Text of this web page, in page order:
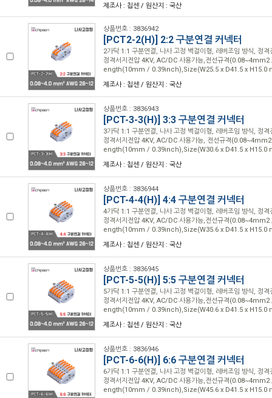
제조사 : 칩센 / 원산지 : 국산
상품번호 : 3836942
[PCT2-2(H)] 2:2 구분연결 커넥터
2가닥 1:1 구분연결, 나사 고정 벽걸이형, 레버조임 방식, 정
정격서지전압 4KV, AC/DC 사용가능,전선규격
ength(10mm / 0.39inch),Size(W25.5 x D41.5 x H15.0
제조사 : 칩센 / 원산지 : 국산
상품번호 : 3836943
[PCT-3-3(H)] 3:3 구분연결 커넥터
3가닥 1:1 구분연결, 나사 고정 벽걸이형, 레버조임 방식, 정
정격서지전압 4KV, AC/DC 사용가능, 전선규격
ength(10mm / 0.39inch),Size(W30.6 x D41.5 x H15.0
제조사 : 칩센 / 원산지 : 국산
상품번호 : 3836944
[PCT-4-4(H)] 4:4 구분연결 커넥터
4가닥 1:1 구분연결, 나사 고정 벽걸이형, 레버조임 방식, 정
정격서지전압 4KV, AC/DC 사용가능,전선규격
ength(10mm / 0.39inch),Size(W35.6 x D41.5 x H15.0
제조사 : 칩센 / 원산지 : 국산
상품번호 : 3836945
[PCT-5-5(H)] 5:5 구분연결 커넥터
5가닥 1:1 구분연결, 나사 고정 벽걸이형, 레버조임 방식, 정
정격서지전압 4KV, AC/DC 사용가능,전선규격
ength(10mm / 0.39inch),Size(W40.6 x D41.5 x H15.0
제조사 : 칩센 / 원산지 : 국산
상품번호 : 3836946
[PCT-6-6(H)] 6:6 구분연결 커넥터
6가닥 1:1 구분연결, 나사 고정 벽걸이형, 레버조임 방식, 정
정격서지전압 4KV, AC/DC 사용가능,전선규격
ength(10mm / 0.39inch),Size(W45.6 x D41.5 x H15.0